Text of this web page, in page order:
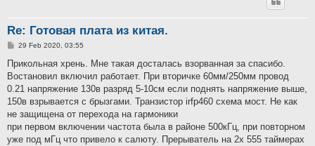
Re: Готовая плата из китая.
P
s
29 Feb 2020, 03:55
Прикольная хрень. Мне такая досталась взорванная за спасибо.
Востановил включил работает. При вторичке 60мм/250мм провод
0.21 напряжение 130в разряд 5-10см если поднять напряжение выше,
150в взрывается с брызгами. Транзистор irfp460 схема мост. Не как
не защищена от перехода на гармоники
при первом включении частота была в районе 500кГц, при повторном
уже под мГц что привело к салюту. Прерыватель на 2х 555 таймерах